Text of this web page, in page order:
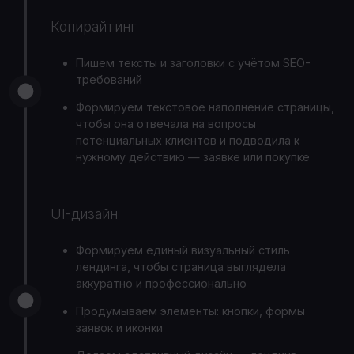
Копирайтинг
Пишем тексты и заголовки с учётом SEO-
требований
Формируем текстовое наполнение страницы,
чтобы она отвечала на вопросы
потенциальных клиентов и подводила к
нужному действию — заявке или покупке
UI-дизайн
Формируем единый визуальный стиль
лендинга, чтобы страница выглядела
аккуратно и профессионально
Продумываем элементы: кнопки, формы
заявок и иконки